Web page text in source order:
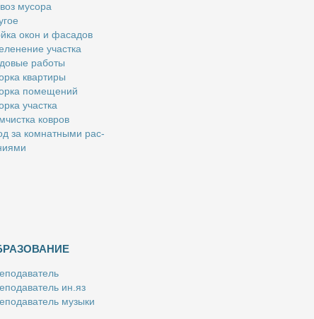
му­со­ра
окон и фа­са­дов
участ­ка
ра­бо­ты
квар­ти­ры
по­ме­ще­ний
участ­ка
ков­ров
за ком­нат­ны­ми рас­
ин.яз
му­зы­ки